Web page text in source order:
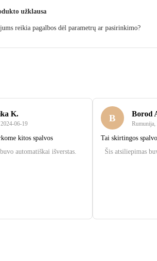
užklausa
reikia pagalbos dėl parametrų ar pasirinkimo?
K.
2024‑06‑19
kitos spalvos
automatiškai išverstas.
B Borod
Rumunija,
Tai skirtingos
Šis atsiliepimas